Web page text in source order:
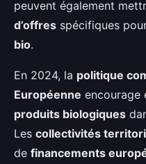
peuvent également
d’offres spécifiques
bio.
En 2024, la politique
Européenne encourage
produits biologiques
Les collectivités
de financements